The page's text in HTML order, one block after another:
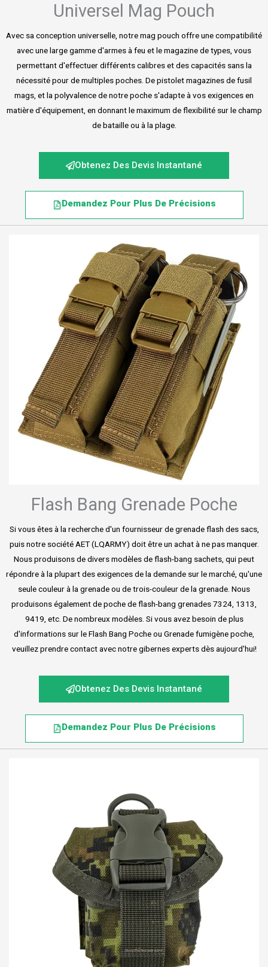
Universel Mag Pouch
Avec sa conception universelle, notre mag pouch offre une compatibilité
avec une large gamme d'armes à feu et le magazine de types, vous
permettant d'effectuer différents calibres et des capacités sans la
nécessité pour de multiples poches. De pistolet magazines de fusil
mags, et la polyvalence de notre poche s'adapte à vos exigences en
matière d'équipement, en donnant le maximum de flexibilité sur le champ
de bataille ou à la plage.
Obtenez Des Devis Instantané
Demandez Pour Plus De Précisions
Flash Bang Grenade Poche
Si vous êtes à la recherche d'un fournisseur de grenade flash des sacs,
puis notre société AET (LQARMY) doit être un achat à ne pas manquer.
Nous produisons de divers modèles de flash-bang sachets, qui peut
répondre à la plupart des exigences de la demande sur le marché, qu'une
seule couleur à la grenade ou de trois-couleur de la grenade. Nous
produisons également de poche de flash-bang grenades 7324, 1313,
9419, etc. De nombreux modèles. Si vous avez besoin de plus
d'informations sur le Flash Bang Poche ou Grenade fumigène poche,
veuillez prendre contact avec notre gibernes experts dès aujourd'hui!
Obtenez Des Devis Instantané
Demandez Pour Plus De Précisions